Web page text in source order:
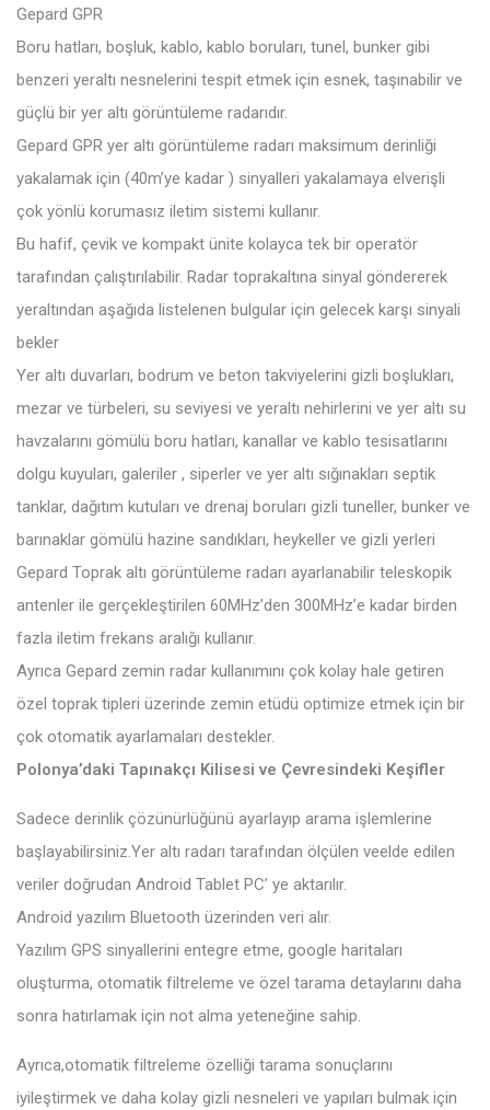
Gepard GPR
Boru hatları, boşluk, kablo, kablo boruları, tunel, bunker gibi
benzeri yeraltı nesnelerini tespit etmek için esnek, taşınabilir ve
güçlü bir yer altı görüntüleme radarıdır.
Gepard GPR yer altı görüntüleme radarı maksimum derinliği
yakalamak için (40m’ye kadar ) sinyalleri yakalamaya elverişli
çok yönlü korumasız iletim sistemi kullanır.
Bu hafif, çevik ve kompakt ünite kolayca tek bir operatör
tarafından çalıştırılabilir. Radar toprakaltına sinyal göndererek
yeraltından aşağıda listelenen bulgular için gelecek karşı sinyali
bekler
Yer altı duvarları, bodrum ve beton takviyelerini gizli boşlukları,
mezar ve türbeleri, su seviyesi ve yeraltı nehirlerini ve yer altı su
havzalarını gömülü boru hatları, kanallar ve kablo tesisatlarını
dolgu kuyuları, galeriler , siperler ve yer altı sığınakları septik
tanklar, dağıtım kutuları ve drenaj boruları gizli tuneller, bunker ve
barınaklar gömülü hazine sandıkları, heykeller ve gizli yerleri
Gepard Toprak altı görüntüleme radarı ayarlanabilir teleskopik
antenler ile gerçekleştirilen 60MHz’den 300MHz’e kadar birden
fazla iletim frekans aralığı kullanır.
Ayrıca Gepard zemin radar kullanımını çok kolay hale getiren
özel toprak tipleri üzerinde zemin etüdü optimize etmek için bir
çok otomatik ayarlamaları destekler.
Polonya’daki Tapınakçı Kilisesi ve Çevresindeki Keşifler
Sadece derinlik çözünürlüğünü ayarlayıp arama işlemlerine
başlayabilirsiniz.Yer altı radarı tarafından ölçülen veelde edilen
veriler doğrudan Android Tablet PC’ ye aktarılır.
Android yazılım Bluetooth üzerinden veri alır.
Yazılım GPS sinyallerini entegre etme, google haritaları
oluşturma, otomatik filtreleme ve özel tarama detaylarını daha
sonra hatırlamak için not alma yeteneğine sahip.
Ayrıca,otomatik filtreleme özelliği tarama sonuçlarını
iyileştirmek ve daha kolay gizli nesneleri ve yapıları bulmak için